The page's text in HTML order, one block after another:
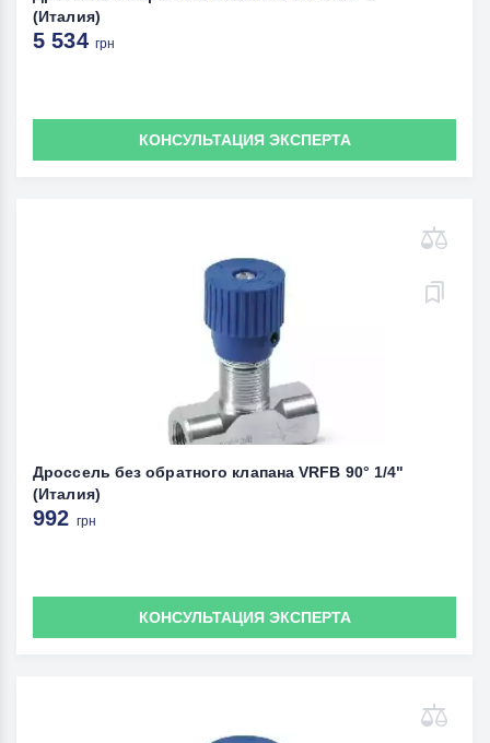
(Италия)
5 534 грн
КОНСУЛЬТАЦИЯ ЭКСПЕРТА
Дроссель без обратного клапана VRFB 90° 1/4"
(Италия)
992 грн
КОНСУЛЬТАЦИЯ ЭКСПЕРТА